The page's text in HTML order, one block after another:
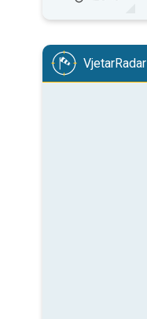
VjetarRadar